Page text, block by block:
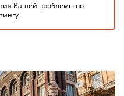
Вашей проблемы по